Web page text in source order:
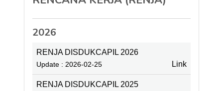
2026
RENJA DISDUKCAPIL 2026
Update : 2026-02-25 Link
RENJA DISDUKCAPIL 2025